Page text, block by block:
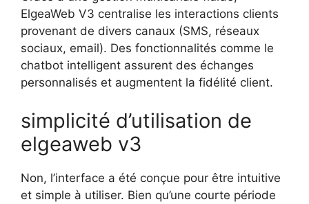
ElgeaWeb V3 centralise les interactions clients
provenant de divers canaux (SMS, réseaux
sociaux, email). Des fonctionnalités comme le
chatbot intelligent assurent des échanges
personnalisés et augmentent la fidélité client.
simplicité d’utilisation de
elgeaweb v3
Non, l’interface a été conçue pour être intuitive
et simple à utiliser. Bien qu’une courte période